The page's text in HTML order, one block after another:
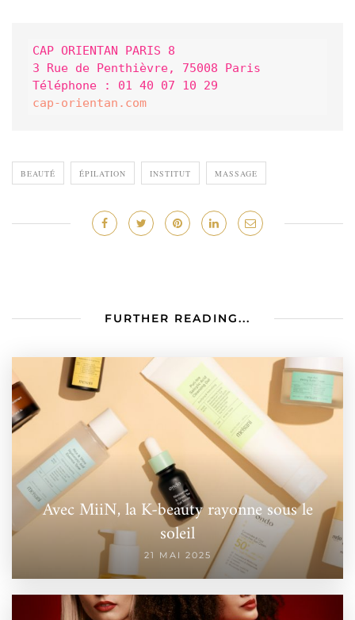
CAP ORIENTAN PARIS 8
3 Rue de Penthièvre, 75008 Paris
cap-orientan.com
BEAUTÉ ÉPILATION INSTITUT MASSAGE
FURTHER READING...
Avec MiiN, la K-beauty rayonne sous le
soleil
21 MAI 2025